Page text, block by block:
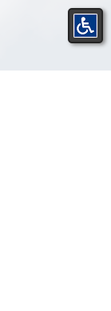
content